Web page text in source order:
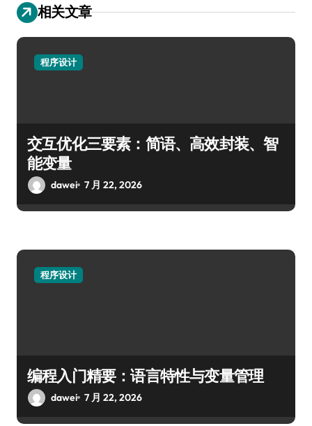
相关文章
程序设计
交互优化三要素：简语、高效封装、智
能变量
dawei 7 月 22, 2026
程序设计
编程入门精要：语言特性与变量管理
dawei 7 月 22, 2026